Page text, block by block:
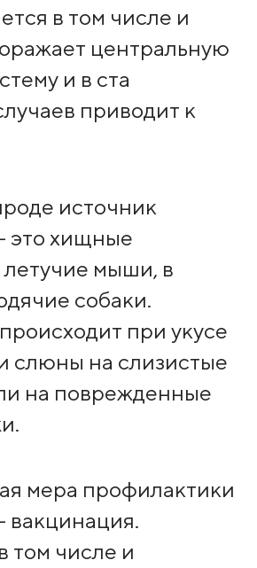
в том числе и
центральную
и в ста
приводит к
источник
это хищные
мыши, в
собаки.
при укусе
слюны на слизистые
на поврежденные
мера профилактики
вакцинация.
том числе и